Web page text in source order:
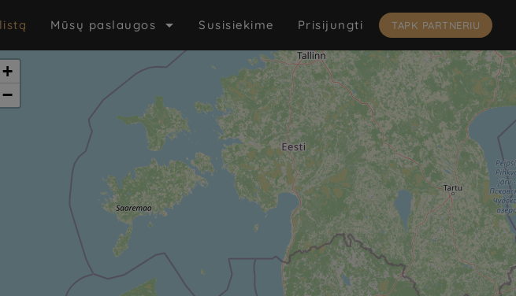
Mūsų paslaugos  Susisiekime Prisijungti TAPK PARTNERIU
+
−